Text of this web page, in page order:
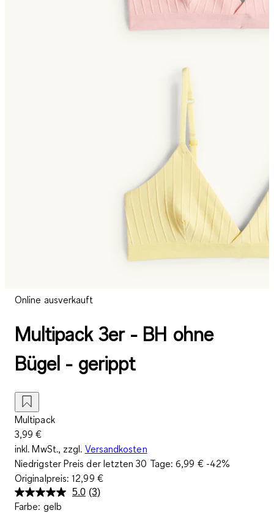
Online ausverkauft
Multipack 3er - BH ohne
Bügel - gerippt
Multipack
3,99 €
inkl. MwSt., zzgl. Versandkosten
Niedrigster Preis der letzten 30 Tage:6,99 €-42%
Originalpreis:12,99 €
5.0 3
(3)
Farbe: gelb